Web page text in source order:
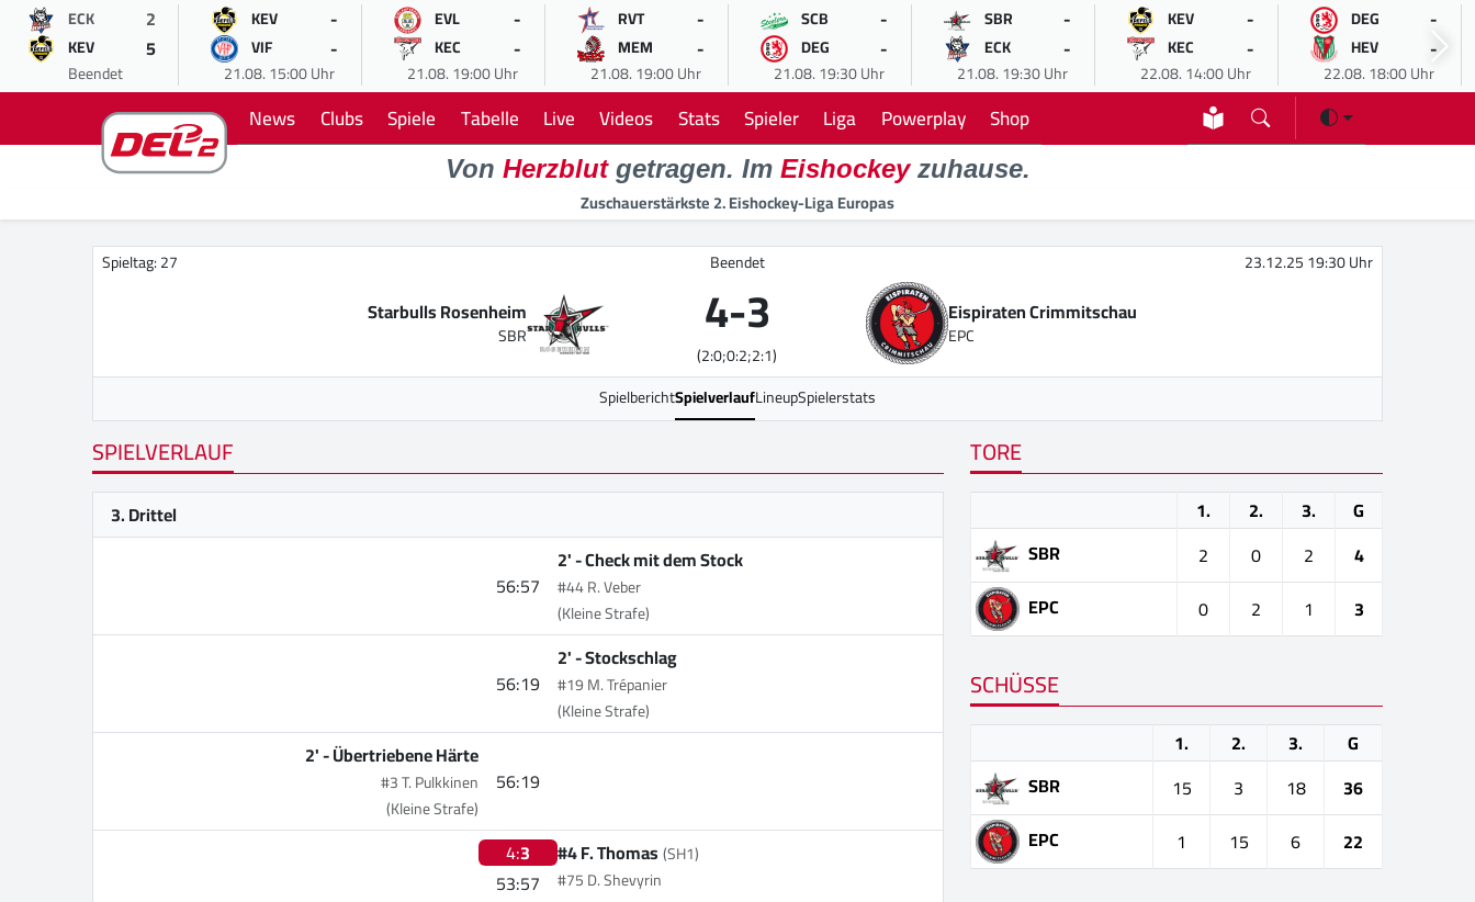
ECK 2
KEV 5
Beendet
KEV -
VIF -
21.08. 15:00 Uhr
EVL -
KEC -
21.08. 19:00 Uhr
RVT -
MEM -
21.08. 19:00 Uhr
SCB -
DEG -
21.08. 19:30 Uhr
SBR -
ECK -
21.08. 19:30 Uhr
KEV -
KEC -
22.08. 14:00 Uhr
DEG -
HEV -
22.08. 18:00 Uhr
News Clubs Spiele Tabelle Live Videos Stats Spieler Liga Powerplay Shop
Von Herzblutgetragen. Im Eishockeyzuhause.
Zuschauerstärkste 2. Eishockey-Liga Europas
Spieltag: 27 Beendet 23.12.25 19:30 Uhr
Starbulls Rosenheim
SBR 4-3
(2:0;0:2;2:1)
Eispiraten Crimmitschau
EPC
SpielberichtSpielverlaufLineupSpielerstats
SPIELVERLAUF
3. Drittel
56:57
2' -Check mit dem Stock
#44 R. Veber
(Kleine Strafe)
56:19
2' -Stockschlag
#19 M. Trépanier
(Kleine Strafe)
56:19
2' -Übertriebene Härte
#3 T. Pulkkinen
(Kleine Strafe)
4:3
53:57
#4 F. Thomas(SH1)
#75 D. Shevyrin
TORE
1. 2. 3.
G
SBR
2 0 2
4
EPC
0 2 1 3
SCHÜSSE
1. 2. 3.
G
SBR
15 3 18
36
EPC
1 15 6 22